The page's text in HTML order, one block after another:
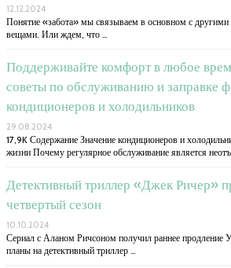
12.12.2024
Понятие «забота» мы связываем в основном с
вещами. Или ждем, что …
Поддерживайте комфорт в любое
советы по обслуживанию и заправке
кондиционеров и холодильников
29.08.2024
17,9K Содержание Значение кондиционеров и
жизни Почему регулярное обслуживание является
Детективный триллер «Джек Ричер»
четвертый сезон
10.10.2024
Сериал с Аланом Ричсоном получил раннее
планы на детективный триллер …